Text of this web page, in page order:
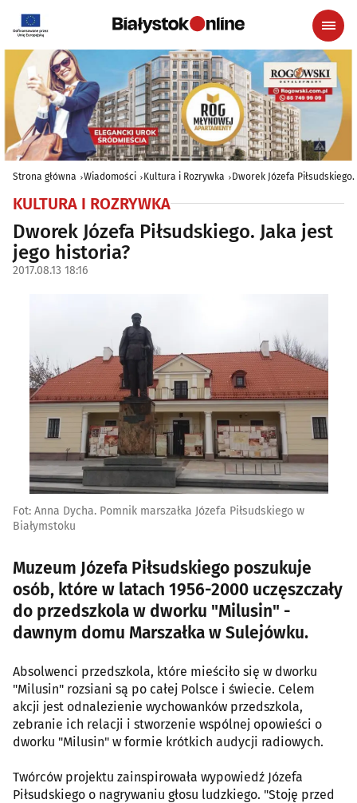
Strona główna Wiadomości Kultura i Rozrywka Dworek Józefa
KULTURA I ROZRYWKA
Dworek Józefa Piłsudskiego. Jaka jest
jego historia?
2017.08.13 18:16
Fot: Anna Dycha. Pomnik marszałka Józefa Piłsudskiego w
Białymstoku
Muzeum Józefa Piłsudskiego poszukuje
osób, które w latach 1956-2000 uczęszczały
do przedszkola w dworku "Milusin" -
dawnym domu Marszałka w Sulejówku.
Absolwenci przedszkola, które mieściło się w dworku
"Milusin" rozsiani są po całej Polsce i świecie. Celem
akcji jest odnalezienie wychowanków przedszkola,
zebranie ich relacji i stworzenie wspólnej opowieści o
dworku "Milusin" w formie krótkich audycji radiowych.
Twórców projektu zainspirowała wypowiedź Józefa
Piłsudskiego o nagrywaniu głosu ludzkiego. "Stoję przed